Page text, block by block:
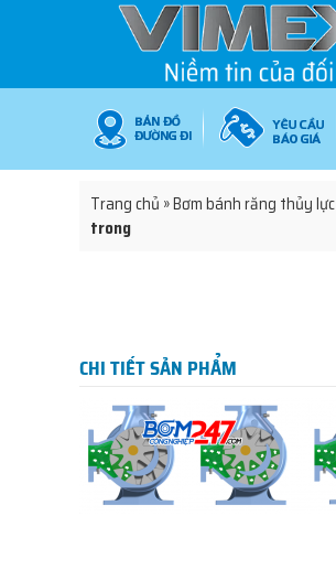
Trang chủ »Bơm bánh răng thủy lực
trong
CHI TIẾT SẢN PHẨM